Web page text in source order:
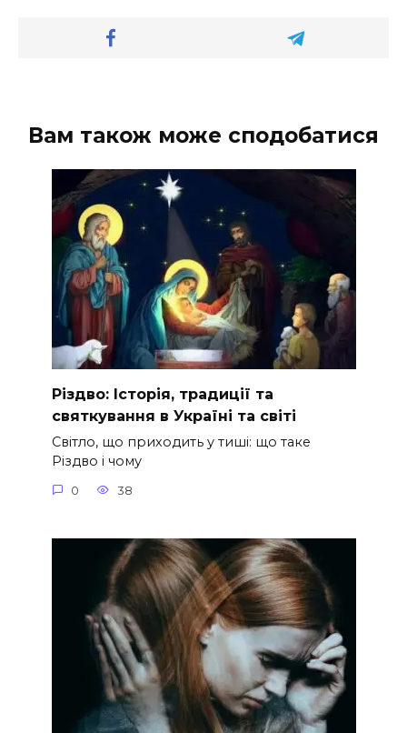
Вам також може сподобатися
Різдво: Історія, традиції та
святкування в Україні та світі
Світло, що приходить у тиші: що таке
Різдво і чому
0 38